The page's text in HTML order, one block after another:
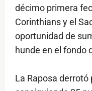
décimo primera
Corinthians y el
oportunidad de
hunde en el fondo
La Raposa derrotó